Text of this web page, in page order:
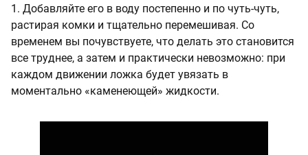
1. Добавляйте его в воду постепенно и по чуть-чуть,
растирая комки и тщательно перемешивая. Со
временем вы почувствуете, что делать это становится
все труднее, а затем и практически невозможно: при
каждом движении ложка будет увязать в
моментально «каменеющей» жидкости.